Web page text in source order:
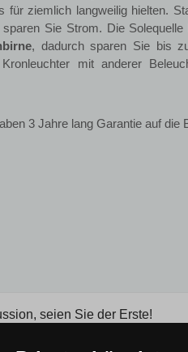
ziemlich langweilig hielten.
Sie Strom. Die Solequelle
, dadurch sparen Sie bis
mit anderer
3 Jahre lang Garantie auf die
seien Sie der Erste!